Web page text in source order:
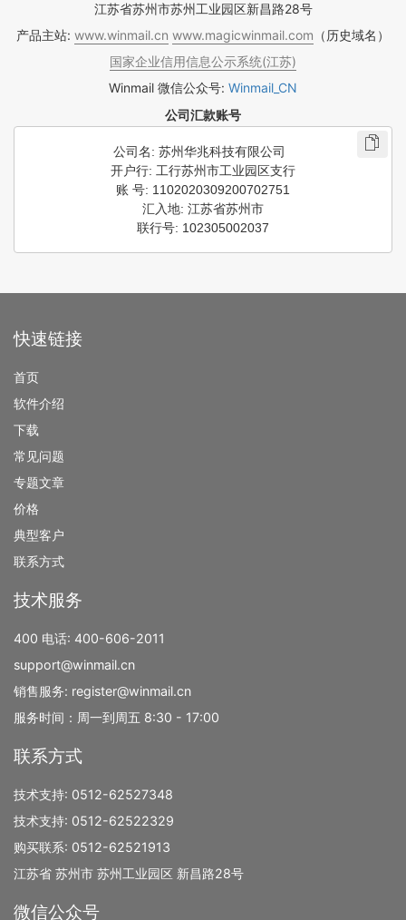
江苏省苏州市苏州工业园区新昌路28号
产品主站: www.winmail.cn www.magicwinmail.com （历史域名）
国家企业信用信息公示系统(江苏)
Winmail 微信公众号: Winmail_CN
公司汇款账号
公司名: 苏州华兆科技有限公司
开户行: 工行苏州市工业园区支行
账 号: 1102020309200702751
汇入地: 江苏省苏州市
联行号: 102305002037
快速链接
首页
软件介绍
下载
常见问题
专题文章
价格
典型客户
联系方式
技术服务
400 电话: 400-606-2011
support@winmail.cn
销售服务: register@winmail.cn
服务时间：周一到周五 8:30 - 17:00
联系方式
技术支持: 0512-62527348
技术支持: 0512-62522329
购买联系: 0512-62521913
江苏省 苏州市 苏州工业园区 新昌路28号
微信公众号